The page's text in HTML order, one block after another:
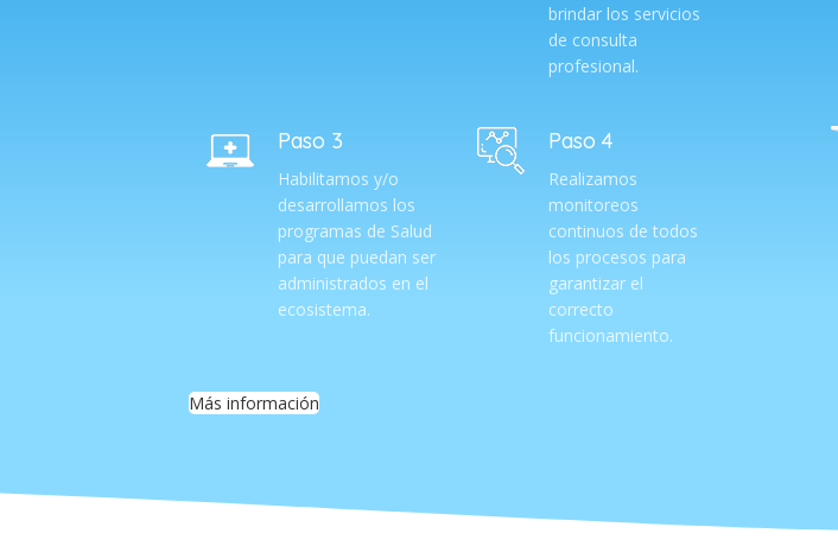
brindar los servicios
de consulta
profesional.
Paso 3
Habilitamos y/o
desarrollamos los
programas de Salud
para que puedan ser
administrados en el
ecosistema.
Paso 4
Realizamos
monitoreos
continuos de todos
los procesos para
garantizar el
correcto
funcionamiento.
Más información